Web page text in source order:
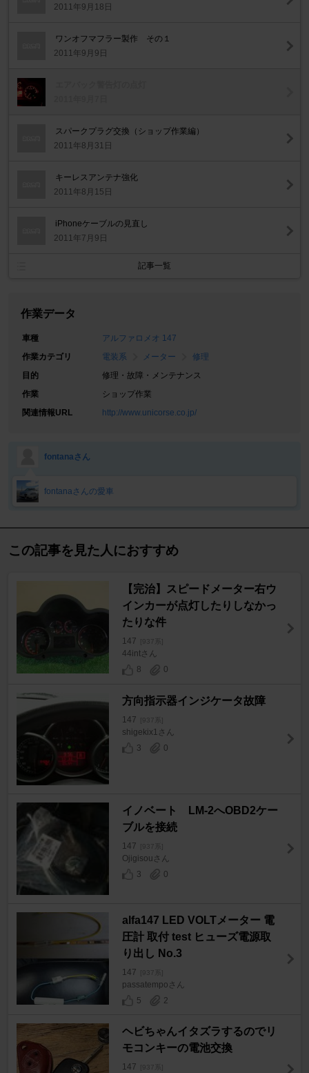
2011年9月18日
ワンオフマフラー製作 その１
2011年9月9日
スパークプラグ交換（ショップ作業編）
2011年8月31日
キーレスアンテナ強化
2011年8月15日
iPhoneケーブルの見直し
2011年7月9日
記事一覧
作業データ
車種
アルファロメオ 147
作業カテゴリ
電装系 メーター
修理
目的
修理・故障・メンテナンス
作業
ショップ作業
関連情報URL
http://www.unicorse.co.jp/
fontanaさん
fontanaさんの愛車
この記事を見た人におすすめ
【完治】スピードメーター右ウ
インカーが点灯したりしなかっ
たりな件
147 [937系]
44intさん
8
0
方向指示器インジケータ故障
147 [937系]
shigekix1さん
3
0
イノベート LM-2へOBD2ケー
ブルを接続
147 [937系]
Ojigisouさん
3
0
alfa147 LED VOLTメーター 電
圧計 取付 test ヒューズ電源取
り出し No.3
147 [937系]
passatempoさん
5
2
ヘビちゃんイタズラするのでリ
モコンキーの電池交換
147 [937系]